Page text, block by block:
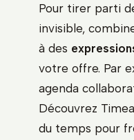
Pour tirer parti
invisible,
à des
votre offre. Par
agenda
Découvrez
du temps pour